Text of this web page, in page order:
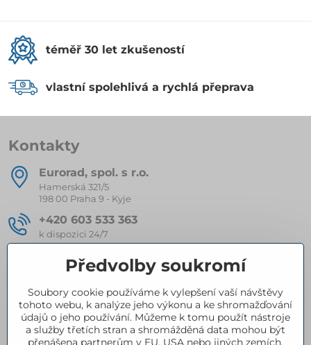
téměř 30 let zkušeností
vlastní spolehlivá a rychlá přeprava
Kontakty
Eurorad, spol​. s r​.o​.
Hamerská 321/5
198 00 Praha 9 - Kyje
+420 603 533 363
k dispozici 24/7
eurorad​@seznam​.cz
Kompletní nabídka produktů
Předvolby soukromí
Soubory cookie používáme k vylepšení vaší návštěvy
tohoto webu, k analýze jeho výkonu a ke shromažďování
údajů o jeho používání. Můžeme k tomu použít nástroje
a služby třetích stran a shromážděná data mohou být
přenášena partnerům v EU, USA nebo jiných zemích.